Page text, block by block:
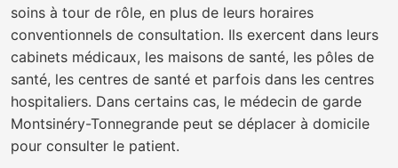
soins à tour de rôle, en plus de leurs horaires
conventionnels de consultation. Ils exercent dans leurs
cabinets médicaux, les maisons de santé, les pôles de
santé, les centres de santé et parfois dans les centres
hospitaliers. Dans certains cas, le médecin de garde
Montsinéry-Tonnegrande peut se déplacer à domicile
pour consulter le patient.